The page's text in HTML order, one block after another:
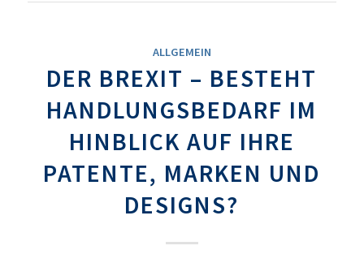
ALLGEMEIN
DER BREXIT – BESTEHT
HANDLUNGSBEDARF IM
HINBLICK AUF IHRE
PATENTE, MARKEN UND
DESIGNS?